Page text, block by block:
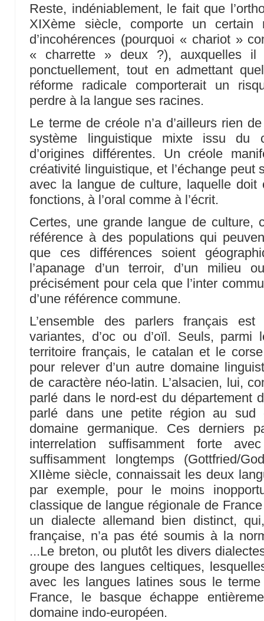
Reste, indéniablement, le fait que
XIXème siècle, comporte un certain
d’incohérences (pourquoi « chariot »
« charrette » deux ?), auxquelles il
ponctuellement, tout en admettant
réforme radicale comporterait un
perdre à la langue ses racines.
Le terme de créole n’a d’ailleurs rien
système linguistique mixte issu du
d’origines différentes. Un créole
créativité linguistique, et l’échange peut
avec la langue de culture, laquelle doit
fonctions, à l’oral comme à l’écrit.
Certes, une grande langue de culture,
référence à des populations qui
que ces différences soient
l’apanage d’un terroir, d’un milieu
précisément pour cela que l’inter
d’une référence commune.
L’ensemble des parlers français
variantes, d’oc ou d’oïl. Seuls,
territoire français, le catalan et le
pour relever d’un autre domaine
de caractère néo-latin. L’alsacien, lui,
parlé dans le nord-est du département
parlé dans une petite région au sud
domaine germanique. Ces derniers
interrelation suffisamment forte
suffisamment longtemps (Gottfried/
XIIème siècle, connaissait les deux
par exemple, pour le moins
classique de langue régionale de
un dialecte allemand bien distinct,
française, n’a pas été soumis à la
...Le breton, ou plutôt les divers
groupe des langues celtiques,
avec les langues latines sous le
France, le basque échappe
domaine indo-européen.